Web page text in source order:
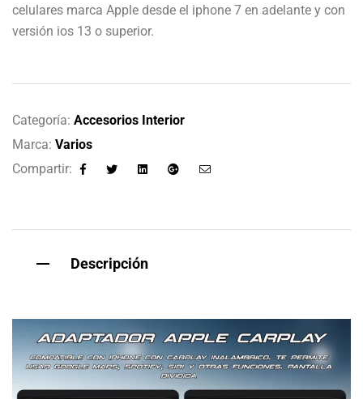
celulares marca Apple desde el iphone 7 en adelante y con
versión ios 13 o superior.
Categoría: Accesorios Interior
Marca: Varios
Compartir:
Descripción